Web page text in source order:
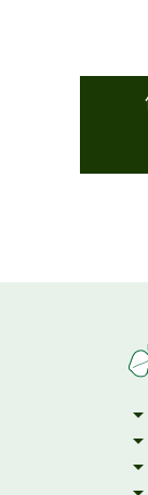
arrow_drop_down
arrow_drop_down
arrow_drop_down